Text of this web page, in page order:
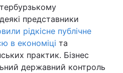
представники
рідкісне публічне
в економіці та
практик. Бізнес
державний контроль